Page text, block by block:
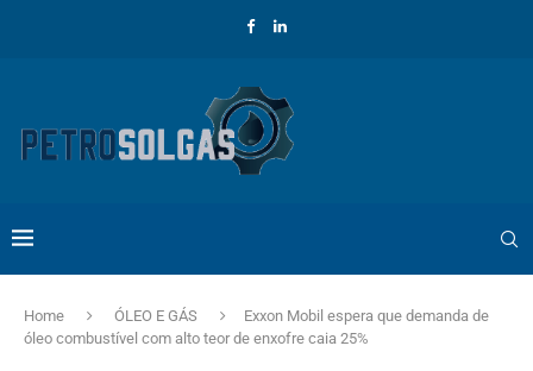
Home ÓLEO E GÁS
Exxon Mobil espera que demanda de
óleo combustível com alto teor de enxofre caia 25%